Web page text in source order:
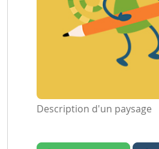
Description d'un paysage